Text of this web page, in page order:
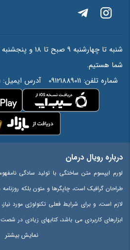
شما هستیم.
شماره تلفن: 09121889011 آدرس ایمیل:
درباره رویال درمان
لورم ایپسوم متن ساختگی با تولید سادگی
طراحان گرافیک است، چاپگرها و متون بلکه
لازم است، و برای شرایط فعلی تکنولوژی مورد
ابزارهای کاربردی می باشد، کتابهای زیادی در
شناخت فراوان جامعه و متخصصان را می طلبد، تا
نمایش بیشتر